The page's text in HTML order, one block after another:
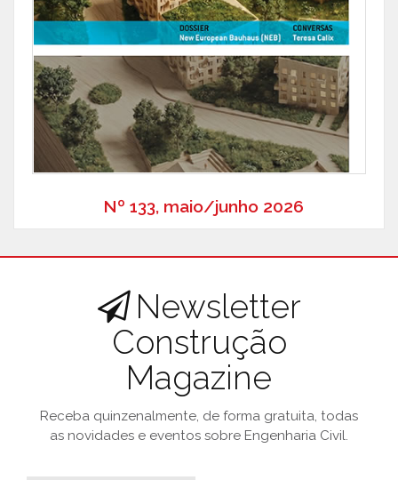
Nº 133, maio/junho 2026
Newsletter
Construção
Magazine
Receba quinzenalmente, de forma gratuita, todas
as novidades e eventos sobre Engenharia Civil.